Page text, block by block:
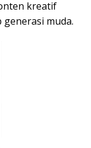
kreatif
muda.